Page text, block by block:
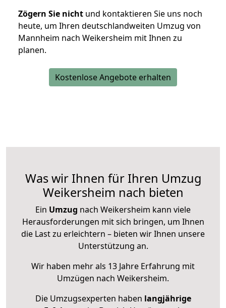
Zögern Sie nicht und kontaktieren Sie uns noch
heute, um Ihren deutschlandweiten Umzug von
Mannheim nach Weikersheim mit Ihnen zu
planen.
Kostenlose Angebote erhalten
Was wir Ihnen für Ihren Umzug
Weikersheim nach bieten
Ein Umzug nach Weikersheim kann viele
Herausforderungen mit sich bringen, um Ihnen
die Last zu erleichtern – bieten wir Ihnen unsere
Unterstützung an.
Wir haben mehr als 13 Jahre Erfahrung mit
Umzügen nach Weikersheim.
Die Umzugsexperten haben langjährige